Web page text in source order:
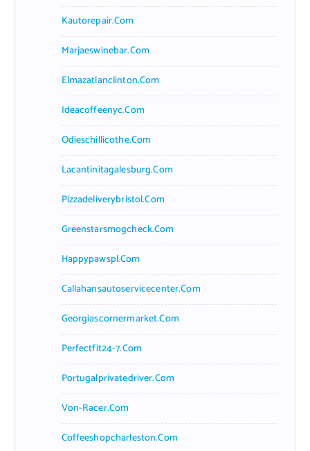
Kautorepair.com
Marjaeswinebar.com
Elmazatlanclinton.com
Ideacoffeenyc.com
Odieschillicothe.com
Lacantinitagalesburg.com
Pizzadeliverybristol.com
Greenstarsmogcheck.com
Happypawspl.com
Callahansautoservicecenter.com
Georgiascornermarket.com
Perfectfit24-7.com
Portugalprivatedriver.com
Von-Racer.com
Coffeeshopcharleston.com